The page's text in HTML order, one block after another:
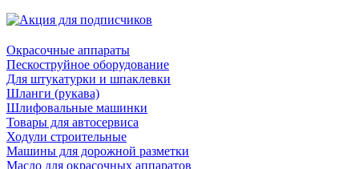
Окрасочные аппараты
Пескоструйное оборудование
Для штукатурки и шпаклевки
Шланги (рукава)
Шлифовальные машинки
Товары для автосервиса
Ходули строительные
Машины для дорожной разметки
Масло для окрасочных аппаратов